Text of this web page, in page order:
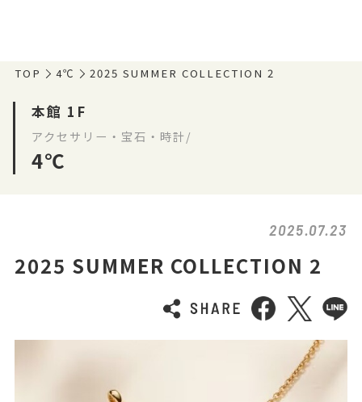
TOP 4℃ 2025 SUMMER COLLECTION 2
本館 1F
アクセサリー・宝石・時計/
4℃
2025.07.23
2025 SUMMER COLLECTION 2